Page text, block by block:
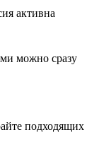
активна
можно сразу
подходящих